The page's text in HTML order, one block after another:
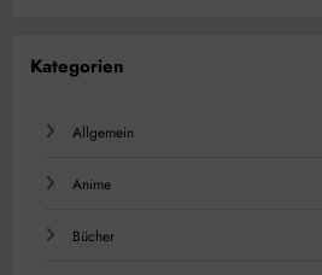
Kategorien
Allgemein
Anime
Bücher